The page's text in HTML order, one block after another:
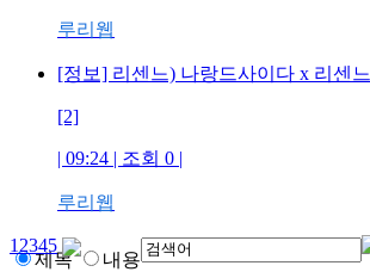
루리웹
[정보] 리센느) 나랑드사이다 x 리센느
[2]
| 09:24 | 조회 0 |
루리웹
1 2345
제목 내용